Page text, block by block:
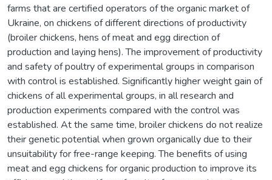
farms that are certified operators of the organic market of
Ukraine, on chickens of different directions of productivity
(broiler chickens, hens of meat and egg direction of
production and laying hens). The improvement of productivity
and safety of poultry of experimental groups in comparison
with control is established. Significantly higher weight gain of
chickens of all experimental groups, in all research and
production experiments compared with the control was
established. At the same time, broiler chickens do not realize
their genetic potential when grown organically due to their
unsuitability for free-range keeping. The benefits of using
meat and egg chickens for organic production to improve its